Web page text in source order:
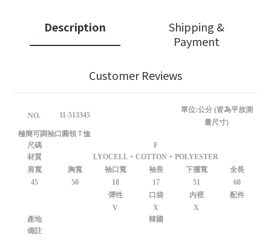
Description
Shipping &
Payment
Customer Reviews
NO. 11-513345
單位:公分 (皆為平放測
量尺寸)
極簡可調袖口圓領Ｔ恤
尺碼
F
材質
LYOCELL + COTTON + POLYESTER
肩寬
胸寬 袖口寬 袖長 下擺寬
全長
45
50 18 17 51
60
彈性
口袋 內裡
配件
V
X
X
產地
韓國
備註